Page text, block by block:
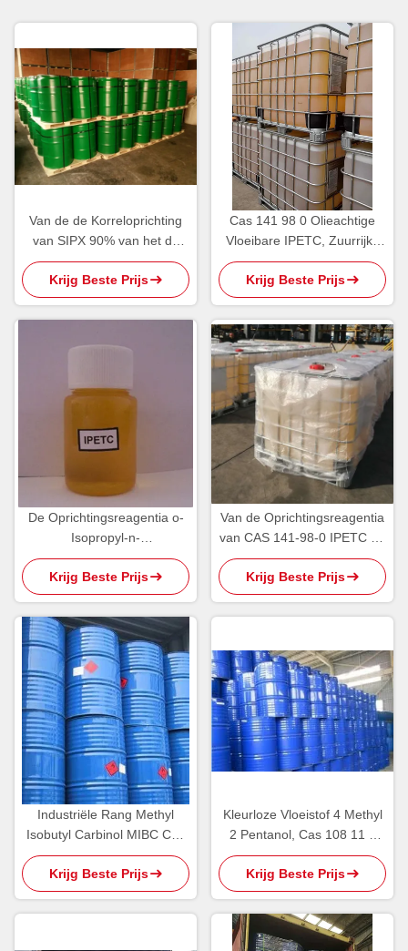
Van de de Korreloprichting
van SIPX 90% van het de
Reagentianatrium Isopropyl
Xanthogenaat
Krijg Beste Prijs
Cas 141 98 0 Olieachtige
Vloeibare IPETC, Zuurrijke
Isopropyl
Ethylthionocarbamate
Krijg Beste Prijs
De Oprichtingsreagentia o-
Isopropyl-n-
Ethylthionocarbamate IPETC
AERO 3894 van PH5 95%
Krijg Beste Prijs
Van de Oprichtingsreagentia
van CAS 141-98-0 IPETC de
Geelachtige Olieachtige
Vloeistof
Krijg Beste Prijs
Industriële Rang Methyl
Isobutyl Carbinol MIBC Cas
108 11 2 Milde Alcoholgeur
Krijg Beste Prijs
Kleurloze Vloeistof 4 Methyl
2 Pentanol, Cas 108 11 2
Chemische Producten
Krijg Beste Prijs